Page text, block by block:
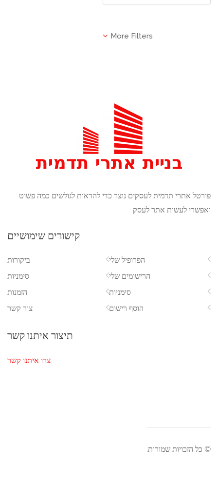
אתרי תדמית לעסקים נוצר כדי להראות לגולשים כמה פשוט
לעשות אתר לעסק
קישורים שימושיים
ביקורות
סימניות
הזמנות
צור קשר
הפרופיל שלי
הרישומים שלי
סימניות
הוסף רישום
תיצור איתנו קשר
צרו איתנו קשר
כל הזכויות שמורות.